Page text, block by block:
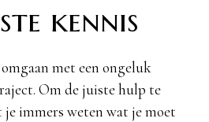
kennis
met een ongeluk
Om de juiste hulp te
immers weten wat je moet